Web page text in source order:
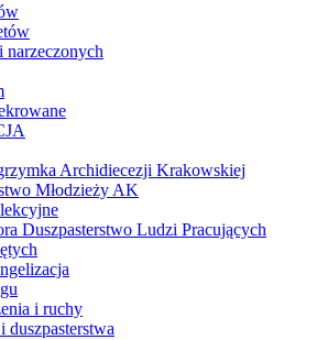
Archidiecezji Krakowskiej
Młodzieży AK
Duszpasterstwo Ludzi Pracujących
i ruchy
duszpasterstwa